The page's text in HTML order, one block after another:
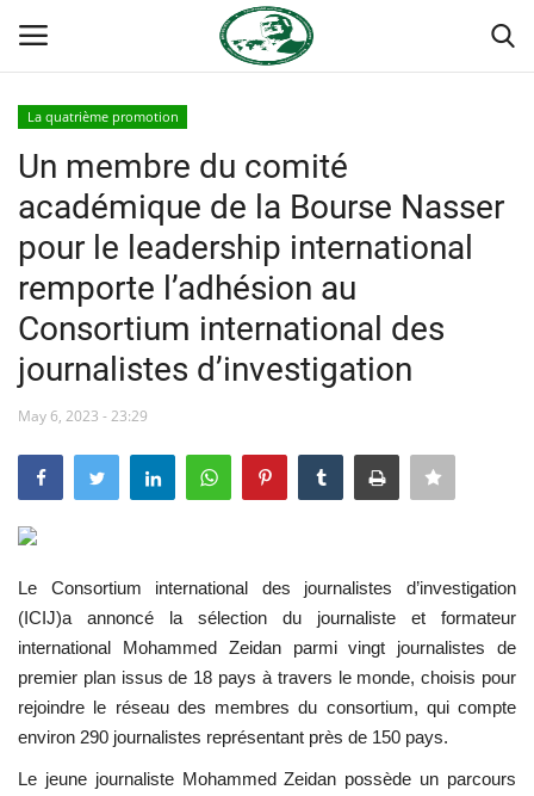
Accueil
Forum international Nasser
Terms & Conditions
Contact
Héritage de Gamal Abdel Nasser
Les auspices
Mouvement de la jeunesse de
Nasser
La Bourse Nasser pour le leadership
La quatrième promotion
Un membre du comité
académique de la Bourse Nasser
pour le leadership international
remporte l’adhésion au
Consortium international des
journalistes d’investigation
May 6, 2023 - 23:29
Le Consortium international des journalistes d’investigation
(ICIJ)a annoncé la sélection du journaliste et formateur
international Mohammed Zeidanparmi vingt journalistes de
premier plan issus de 18 pays à travers le monde, choisis pour
rejoindre le réseau des membres du consortium, qui compte
environ 290 journalistes représentant près de 150 pays.
Le jeune journaliste Mohammed Zeidan possède un parcours